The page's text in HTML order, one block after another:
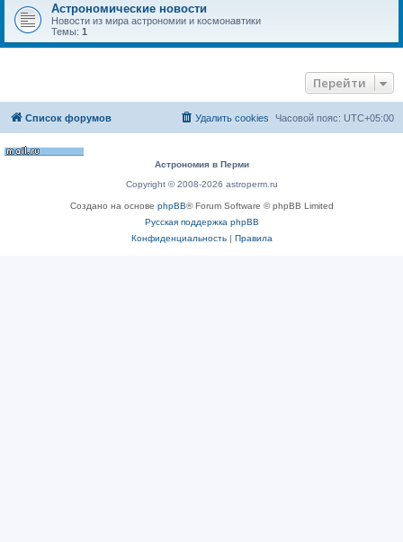
Астрономические новости
Новости из мира астрономии и космонавтики
Темы: 1
Перейти
Список форумов Часовой пояс: UTC+05:00
Удалить cookies
Астрономия в Перми
Copyright © 2008-2026 astroperm.ru
Создано на основе phpBB® Forum Software © phpBB Limited
Русская поддержка phpBB
Конфиденциальность| Правила